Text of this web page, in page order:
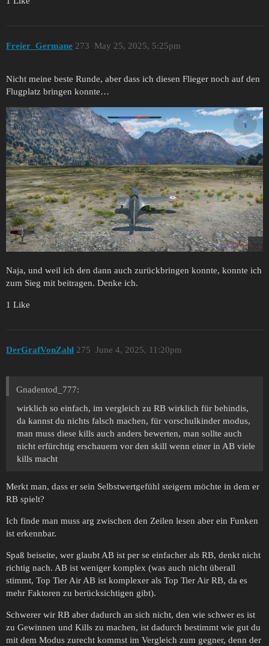
Freier_Germane May 25, 2025, 5:25pm
273
Nicht meine beste Runde, aber dass ich diesen Flieger noch auf den
Flugplatz bringen konnte…
Naja, und weil ich den dann auch zurückbringen konnte, konnte ich
zum Sieg mit beitragen. Denke ich.
1 Like
DerGrafVonZahl June 4, 2025, 11:20pm
275
Gnadentod_777:
wirklich so einfach, im vergleich zu RB wirklich für behindis,
da kannst du nichts falsch machen, für vorschulkinder modus,
man muss diese kills auch anders bewerten, man sollte auch
nicht erfürchtig erschauern vor den skill wenn einer in AB viele
kills macht
Merkt man, dass er sein Selbstwertgefühl steigern möchte in dem er
RB spielt?
Ich finde man muss arg zwischen den Zeilen lesen aber ein Funken
ist erkennbar.
Spaß beiseite, wer glaubt AB ist per se einfacher als RB, denkt nicht
richtig nach. AB ist weniger komplex (was auch nicht überall
stimmt, Top Tier Air AB ist komplexer als Top Tier Air RB, da es
mehr Faktoren zu berücksichtigen gibt).
Schwerer wir RB aber dadurch an sich nicht, den wie schwer es ist
zu Gewinnen und Kills zu machen, ist dadurch bestimmt wie gut du
mit dem Modus zurecht kommst im Vergleich zum gegner, denn der